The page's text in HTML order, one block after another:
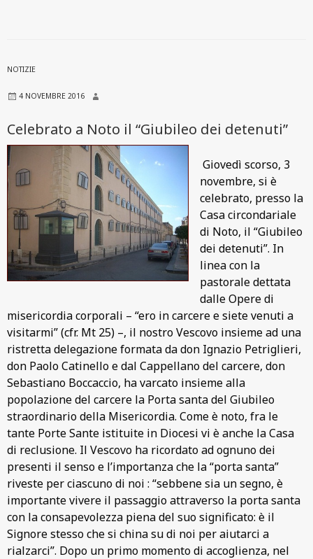
NOTIZIE
4 NOVEMBRE 2016
Celebrato a Noto il “Giubileo dei detenuti”
Giovedì scorso, 3
novembre, si è
celebrato, presso la
Casa circondariale
di Noto, il “Giubileo
dei detenuti”. In
linea con la
pastorale dettata
dalle Opere di
misericordia corporali – “ero in carcere e siete venuti a
visitarmi” (cfr. Mt 25) –, il nostro Vescovo insieme ad una
ristretta delegazione formata da don Ignazio Petriglieri,
don Paolo Catinello e dal Cappellano del carcere, don
Sebastiano Boccaccio, ha varcato insieme alla
popolazione del carcere la Porta santa del Giubileo
straordinario della Misericordia. Come è noto, fra le
tante Porte Sante istituite in Diocesi vi è anche la Casa
di reclusione. Il Vescovo ha ricordato ad ognuno dei
presenti il senso e l’importanza che la “porta santa”
riveste per ciascuno di noi : “sebbene sia un segno, è
importante vivere il passaggio attraverso la porta santa
con la consapevolezza piena del suo significato: è il
Signore stesso che si china su di noi per aiutarci a
rialzarci”. Dopo un primo momento di accoglienza, nel